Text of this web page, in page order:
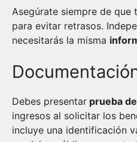
Asegúrate siempre de
para evitar retrasos.
necesitarás la misma
Debes presentar prueba
ingresos al solicitar los
incluye una identificación